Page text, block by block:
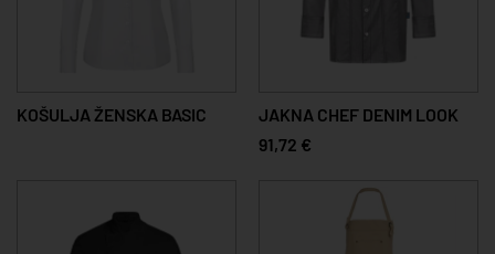
KOŠULJA ŽENSKA BASIC
JAKNA CHEF DENIM LOOK
91,72 €